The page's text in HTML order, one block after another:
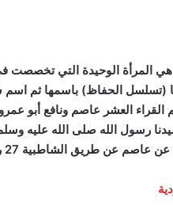
(تسلسل الحفاظ) باسمها ثم اسم
القراء العشر عاصم ونافع أبو
رسول الله صلى الله عليه
عن طريق الشاطبية 27 راوي